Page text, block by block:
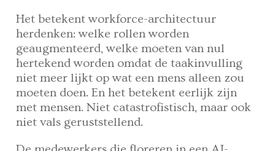
Het betekent workforce-architectuur
herdenken: welke rollen worden
geaugmenteerd, welke moeten van nul
hertekend worden omdat de taakinvulling
niet meer lijkt op wat een mens alleen zou
moeten doen. En het betekent eerlijk zijn
met mensen. Niet catastrofistisch, maar ook
niet vals geruststellend.